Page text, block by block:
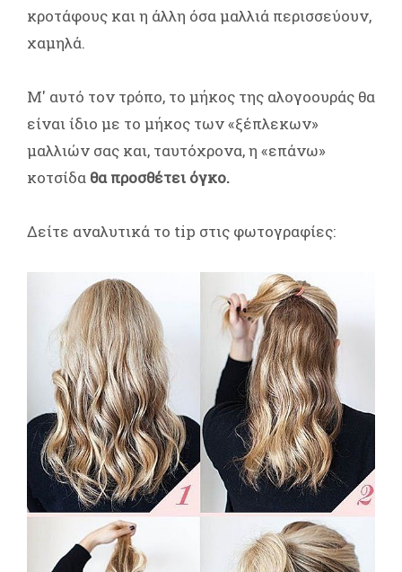
κροτάφους και η άλλη όσα μαλλιά περισσεύουν,
χαμηλά.
Μ' αυτό τον τρόπο, το μήκος της αλογοουράς θα
είναι ίδιο με το μήκος των «ξέπλεκων»
μαλλιών σας και, ταυτόχρονα, η «επάνω»
κοτσίδα θα προσθέτει όγκο.
Δείτε αναλυτικά το tip στις φωτογραφίες: